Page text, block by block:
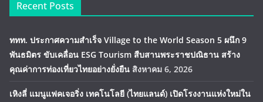
Recent Posts
ททท. ประกาศความสำเร็จ Village to the World Season 5 ผนึก 9
พันธมิตร ขับเคลื่อน ESG Tourism สืบสานพระราชปณิธาน สร้าง
คุณค่าการท่องเที่ยวไทยอย่างยั่งยืน สิงหาคม 6, 2026
เหิงลี่ แมนูแฟคเจอริ่ง เทคโนโลยี (ไทยแลนด์) เปิดโรงงานแห่งใหม่ใน